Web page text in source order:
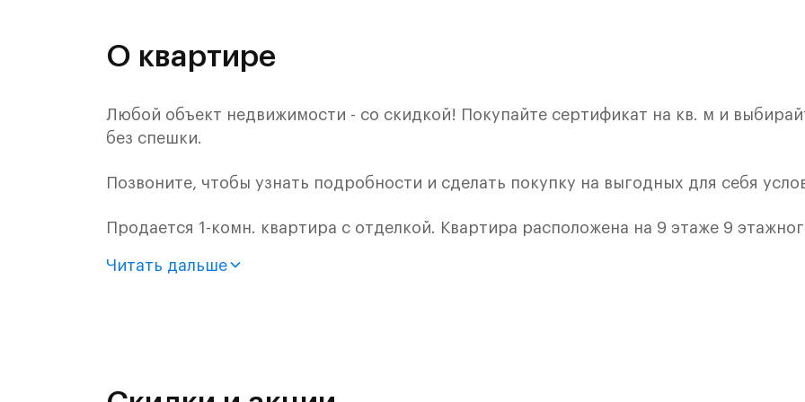
О квартире
Любой объект недвижимости - со скидкой! Покупайте сертификат на кв. м и
без спешки.
Позвоните, чтобы узнать подробности и сделать покупку на выгодных для себя
Продается 1-комн. квартира с отделкой. Квартира расположена на 9 этаже 9
Читать дальше